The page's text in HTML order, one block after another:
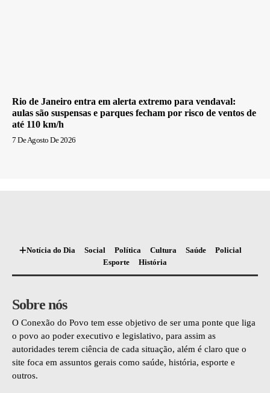
Rio de Janeiro entra em alerta extremo para vendaval:
aulas são suspensas e parques fecham por risco de ventos de
até 110 km/h
7 De Agosto De 2026
Notícia do Dia Social Política Cultura Saúde
Policial
Esporte
História
Sobre nós
O Conexão do Povo tem esse objetivo de ser uma ponte que liga
o povo ao poder executivo e legislativo, para assim as
autoridades terem ciência de cada situação, além é claro que o
site foca em assuntos gerais como saúde, história, esporte e
outros.